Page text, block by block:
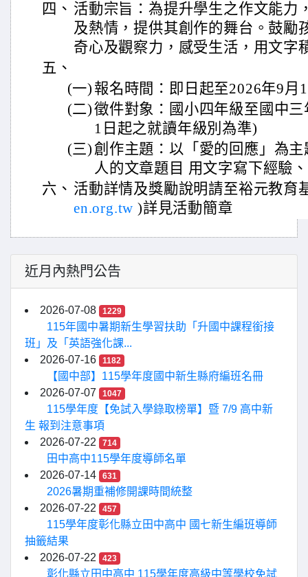
四、 活動宗旨：為提升學生之作文能力
及熱情，提供其創作的舞台。鼓勵
奇心及觀察力，感受生活，用文字
五、
(一) 報名時間：即日起至2026年9月
(二)徵件對象：國小四年級至國中
1日起之就讀年級別為準)
(三) 創作主題：以「愛的回應」為
人的文章題目 用文字寫下經驗
六、 活動詳情及獎勵說明請至裕元教育
en.org.tw )詳見活動簡章
近月內熱門公告
2026-07-08 1229
115年國中暑期新生學習扶助「升國中課程銜接
班」及「英語強化課...
2026-07-16
1182
【國中部】115學年度國中新生縣府編班名冊
2026-07-07
1047
115學年度【免試入學錄取榜單】暨 7/9 高中新
生 報到注意事項
2026-07-22
714
田中高中115學年度導師名單
2026-07-14
631
2026暑期重補修開課時間統整
2026-07-22
457
115學年度彰化縣立田中高中 國七新生編班導師
抽籤結果
2026-07-22
423
彰化縣立田中高中 115學年度高級中等學校免試